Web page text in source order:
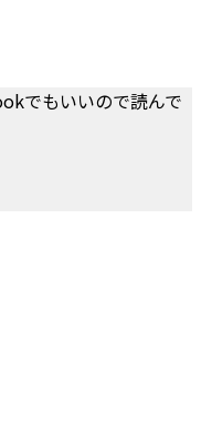
でもいいので読んで